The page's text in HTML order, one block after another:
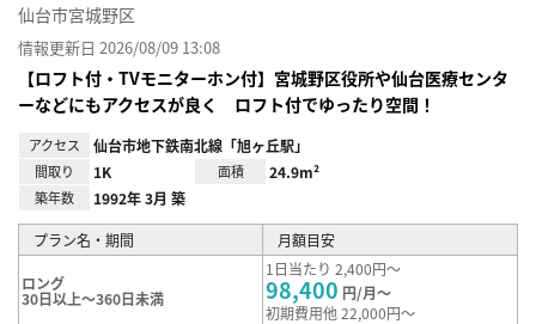
仙台市宮城野区
情報更新日 2026/08/09 13:08
【ロフト付・TVモニターホン付】宮城野区役所や仙台医療センタ
ーなどにもアクセスが良く ロフト付でゆったり空間！
アクセス 仙台市地下鉄南北線「旭ヶ丘駅」
間取り 1K 面積 24.9m²
築年数 1992年 3月 築
プラン名・期間 月額目安
ロング
30日以上～360日未満
1日当たり 2,400円～
98,400 円/月～
初期費用他 22,000円～